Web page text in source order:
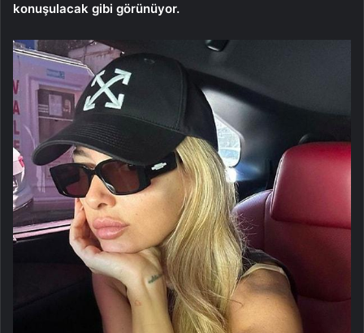
konuşulacak gibi görünüyor.